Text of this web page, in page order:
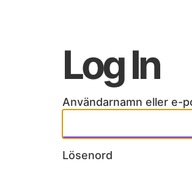
Log In
Användarnamn eller e-
Lösenord